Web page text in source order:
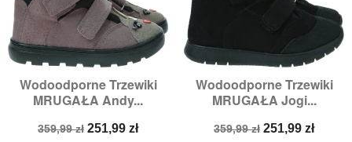
Wodoodporne Trzewiki
MRUGAŁA Andy...
Cena
359,99 zł Cena
251,99 zł
Wodoodporne Trzewiki
MRUGAŁA Jogi...
Cena
359,99 zł Cena
251,99 zł